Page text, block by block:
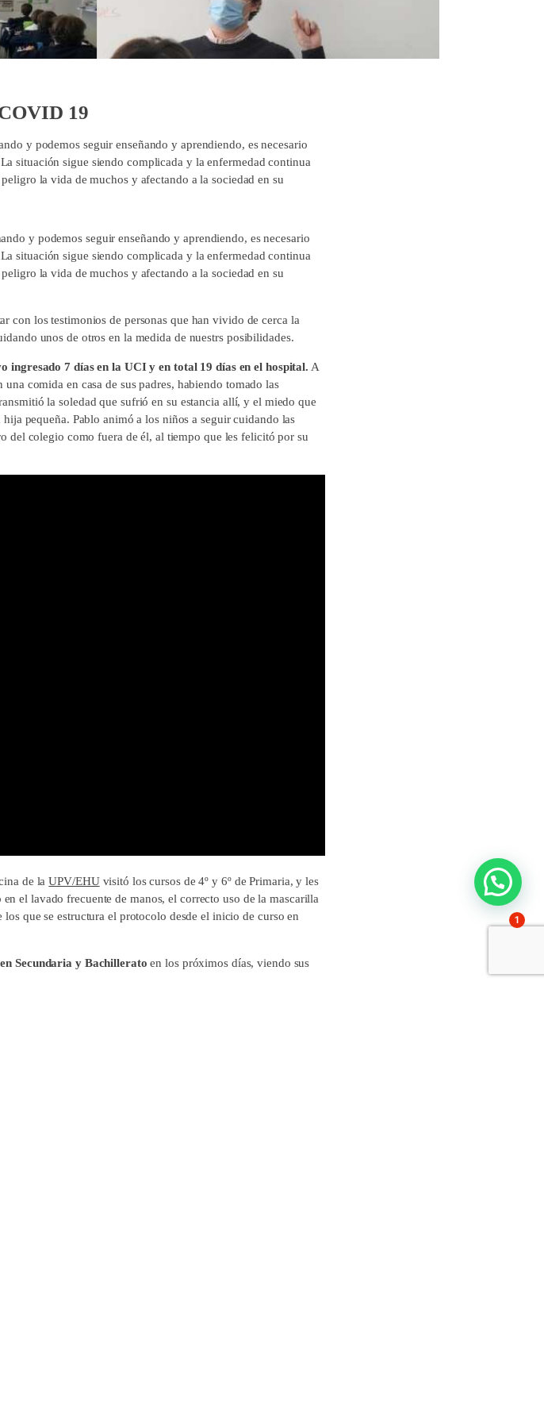
19
y podemos seguir enseñando y aprendiendo, es necesario
situación sigue siendo complicada y la enfermedad continua
la vida de muchos y afectando a la sociedad en su
y podemos seguir enseñando y aprendiendo, es necesario
situación sigue siendo complicada y la enfermedad continua
la vida de muchos y afectando a la sociedad en su
con los testimonios de personas que han vivido de cerca la
unos de otros en la medida de nuestrs posibilidades.
ingresado 7 días en la UCI y en total 19 días en el hospital. A
comida en casa de sus padres, habiendo tomado las
la soledad que sufrió en su estancia allí, y el miedo que
pequeña. Pablo animó a los niños a seguir cuidando las
del colegio como fuera de él, al tiempo que les felicitó por su
de laUPV/EHUvisitó los cursos de 4º y 6º de Primaria, y les
el lavado frecuente de manos, el correcto uso de la mascarilla
que se estructura el protocolo desde el inicio de curso en
Secundaria y Bachillerato en los próximos días, viendo sus
1